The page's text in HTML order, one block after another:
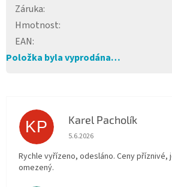
Záruka:
Hmotnost:
EAN:
Položka byla vyprodána…
KP Karel Pacholík
Hodnocení obchodu je 4 z 5
5.6.2026
Rychle vyřízeno, odesláno. Ceny příznivé,
omezený.